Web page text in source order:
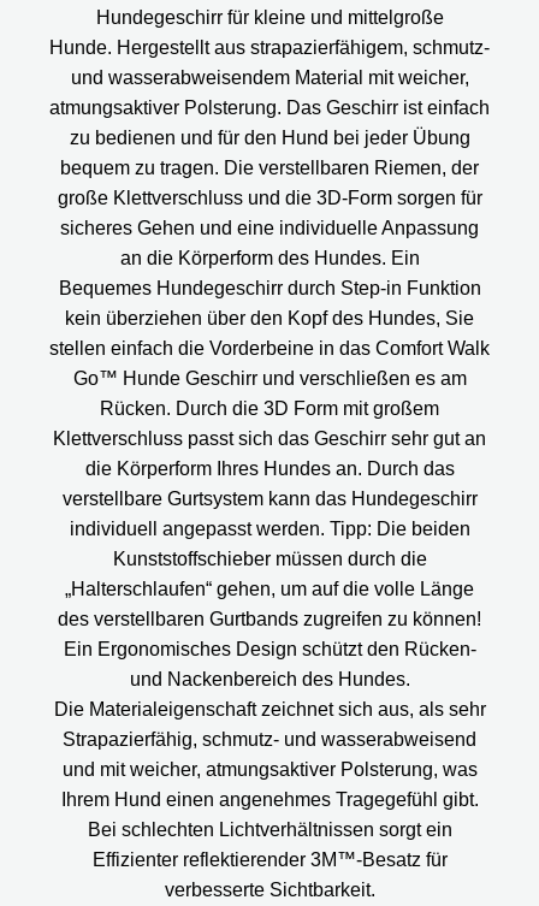
Hundegeschirr für kleine und mittelgroße
Hunde. Hergestellt aus strapazierfähigem, schmutz-
und wasserabweisendem Material mit weicher,
atmungsaktiver Polsterung. Das Geschirr ist einfach
zu bedienen und für den Hund bei jeder Übung
bequem zu tragen. Die verstellbaren Riemen, der
große Klettverschluss und die 3D-Form sorgen für
sicheres Gehen und eine individuelle Anpassung
an die Körperform des Hundes. Ein
Bequemes Hundegeschirr durch Step-in Funktion
kein überziehen über den Kopf des Hundes, Sie
stellen einfach die Vorderbeine in das Comfort Walk
Go™ Hunde Geschirr und verschließen es am
Rücken. Durch die 3D Form mit großem
Klettverschluss passt sich das Geschirr sehr gut an
die Körperform Ihres Hundes an. Durch das
verstellbare Gurtsystem kann das Hundegeschirr
individuell angepasst werden. Tipp: Die beiden
Kunststoffschieber müssen durch die
„Halterschlaufen“ gehen, um auf die volle Länge
des verstellbaren Gurtbands zugreifen zu können!
Ein Ergonomisches Design schützt den Rücken-
und Nackenbereich des Hundes.
Die Materialeigenschaft zeichnet sich aus, als sehr
Strapazierfähig, schmutz- und wasserabweisend
und mit weicher, atmungsaktiver Polsterung, was
Ihrem Hund einen angenehmes Tragegefühl gibt.
Bei schlechten Lichtverhältnissen sorgt ein
Effizienter reflektierender 3M™-Besatz für
verbesserte Sichtbarkeit.